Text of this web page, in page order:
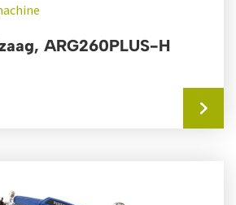
ARG260PLUS-H